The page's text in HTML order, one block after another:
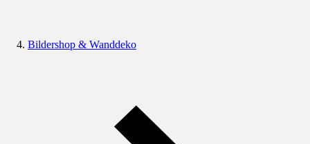
Bildershop & Wanddeko